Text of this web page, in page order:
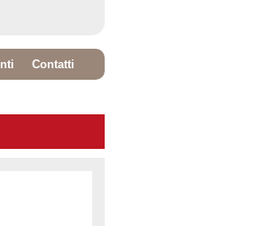
Contatti